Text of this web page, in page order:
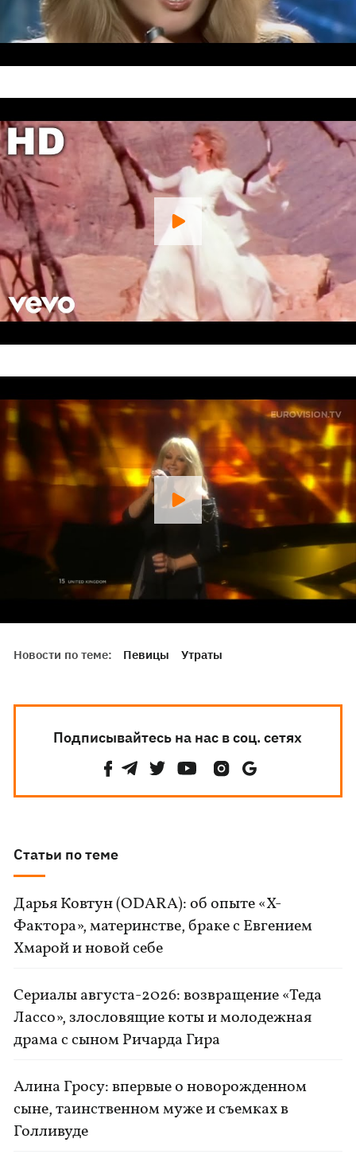
Новости по теме: Певицы Утраты
Подписывайтесь на нас в соц. сетях
Статьи по теме
Дарья Ковтун (ODARA): об опыте «Х-
Фактора», материнстве, браке с Евгением
Хмарой и новой себе
Сериалы августа-2026: возвращение «Теда
Лассо», злословящие коты и молодежная
драма с сыном Ричарда Гира
Алина Гросу: впервые о новорожденном
сыне, таинственном муже и съемках в
Голливуде